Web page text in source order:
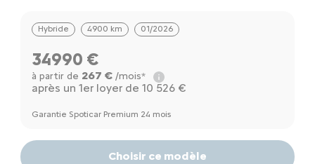
Hybride 4900 km 01/2026
34990 €
à partir de 267 €/mois*
après un 1er loyer de 10 526 €
Garantie Spoticar Premium 24 mois
Choisir ce modèle